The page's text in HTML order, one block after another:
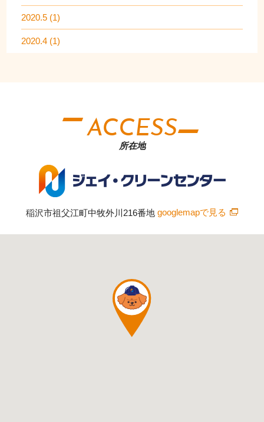
2020.5 (1)
2020.4 (1)
ACCESS
所在地
稲沢市祖父江町中牧外川216番地 googlemapで見る